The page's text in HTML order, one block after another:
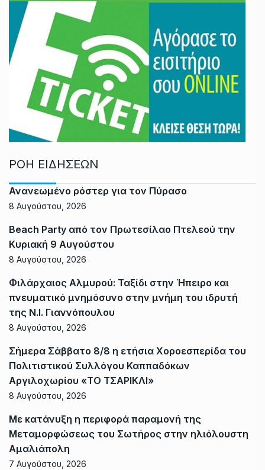
ΡΟΗ ΕΙΔΗΣΕΩΝ
Ανανεωμένο ρόστερ για τον Πύρασο
8 Αυγούστου, 2026
Beach Party από τον Πρωτεσίλαο Πτελεού την
Κυριακή 9 Αυγούστου
8 Αυγούστου, 2026
Φιλάρχαιος Αλμυρού: Ταξίδι στην Ήπειρο και
πνευματικό μνημόσυνο στην μνήμη του ιδρυτή
της Ν.Ι. Γιαννόπουλου
8 Αυγούστου, 2026
Σήμερα Σάββατο 8/8 η ετήσια Χοροεσπερίδα του
Πολιτιστικού Συλλόγου Καππαδόκων
Αργιλοχωρίου «ΤΟ ΤΣΑΡΙΚΛΙ»
8 Αυγούστου, 2026
Με κατάνυξη η περιφορά παραμονή της
Μεταμορφώσεως του Σωτήρος στην ηλιόλουστη
Αμαλιάπολη
7 Αυγούστου, 2026